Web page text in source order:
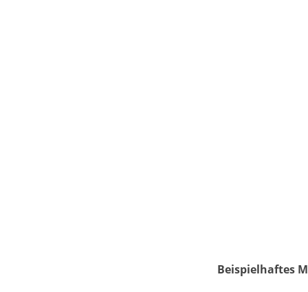
Beispielhaftes